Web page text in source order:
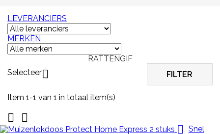
LEVERANCIERS
MERKEN
RATTENGIF
Selecteer FILTER
Item 1-1 van 1 in totaal item(s)


 Snel